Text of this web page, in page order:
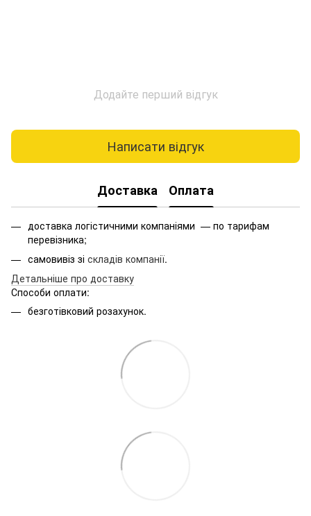
Додайте перший відгук
Написати відгук
Доставка Оплата
доставка логістичними компаніями — по тарифам
перевізника;
самовивіз зі складів компанії.
Детальніше про доставку
Способи оплати:
безготівковий розахунок.